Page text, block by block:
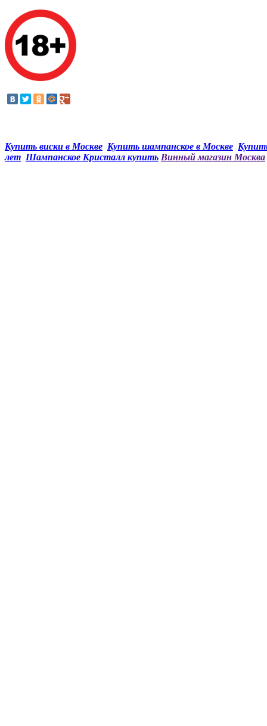
Купить виски в Москве Купить шампанское в Москве
лет Шампанское Кристалл купить Винный магазин Москва